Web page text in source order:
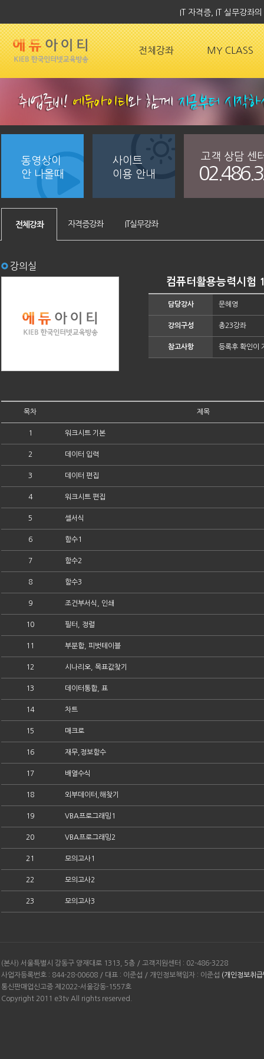
IT 자격증, IT 실무강좌
전체강좌 MY CLASS
동영상이
안 나올때
사이트
이용 안내
고객 상담 센
전체강좌 자격증강좌 IT실무강좌
강의실
컴퓨터활용능력시험
담당강사 문혜영
강의구성 총23강좌
참고사항 등록후 확인이
목차 제목
1 워크시트 기본
2 데이터 입력
3 데이터 편집
4 워크시트 편집
5 셀서식
6 함수1
7 함수2
8 함수3
9 조건부서식, 인쇄
10 필터, 정렬
11 부분합, 피벗테이블
12 시나리오, 목표값찾기
13 데이터통합, 표
14 차트
15 매크로
16 재무,정보함수
17 배열수식
18 외부데이터,해찾기
19 VBA프로그래밍1
20 VBA프로그래밍2
21 모의고사1
22 모의고사2
23 모의고사3
(본사) 서울특별시 강동구 양재대로 1313, 5층 / 고객지원센터 : 02-486-3228
사업자등록번호 : 844-28-00608 / 대표 : 이준섭 / 개인정보책임자 : 이준섭 (개인정보취
통신판매업신고증 제2022-서울강동-1557호
Copyright 2011 e3tv All rights reserved.